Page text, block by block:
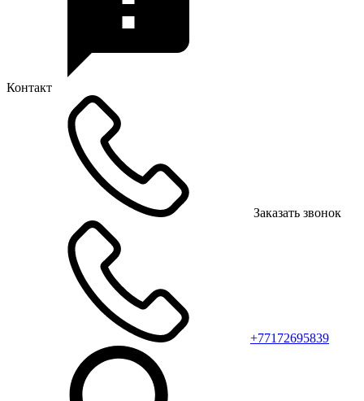
Контакт
Заказать звонок
+77172695839